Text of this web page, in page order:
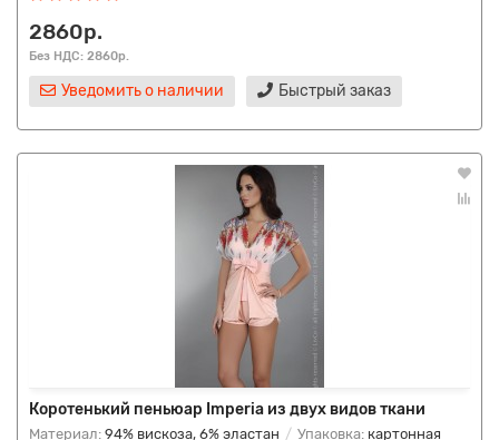
2860р.
Без НДС: 2860р.
Уведомить о наличии Быстрый заказ
Коротенький пеньюар Imperia из двух видов ткани
Материал: 94% вискоза, 6% эластан Упаковка: картонная